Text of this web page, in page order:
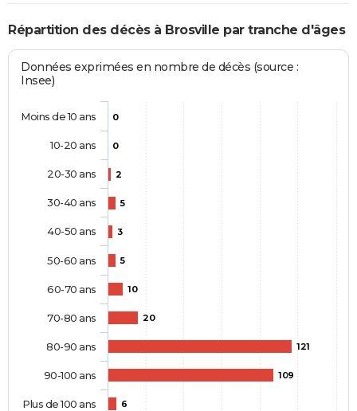
Répartition des décès à Brosville par tranche d'âges
Données exprimées en nombre de décès (source :
Insee)
0
0
2
5
3
5
10
20
121
109
6
Moins de 10 ans
10-20 ans
20-30 ans
30-40 ans
40-50 ans
50-60 ans
60-70 ans
70-80 ans
80-90 ans
90-100 ans
Plus de 100 ans